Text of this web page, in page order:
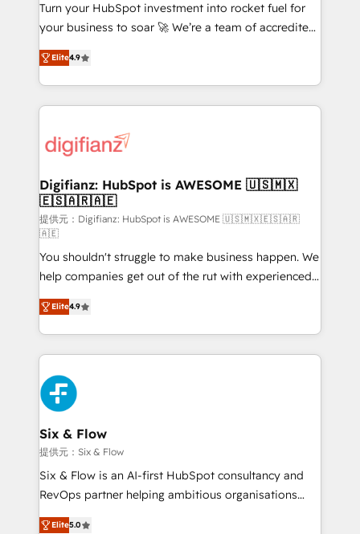
GuardHub: our AI governance framework, built on
ISO 42001 Ready for the next step? Click the 👈
'𝗖𝗼𝗻𝘁𝗮𝗰𝘁 𝗯𝘂𝘀𝗶𝗻𝗲𝘀𝘀' button to get in touch (𝘸𝘦'𝘳𝘦
𝘴𝘶𝘱𝘦𝘳 𝘳𝘦𝘴𝘱𝘰𝘯𝘴𝘪𝘷𝘦)
Turn your HubSpot investment into rocket fuel for
your business to soar 🚀 We’re a team of accredited
HubSpot experts ready to help you. We can
implement the platform into complex business
environments, optimise what you've got and make
sure you can actually use it, build your website in
for you and execute it on HubSpot. We are on the
framework, meaning we've been accredited by
HubSpot and vetted by the CCS, which means we
can support public sector companies as well the
other ones listed in our profile. Our services: -
HubSpot implementation - HubSpot CMS website
build We can do lots of things. But everything we do
is there for you to: - Grow revenue, and run your
business more efficiently - Build stronger
relationships with customers - Make better
decisions with data - Find a new voice and reach
more people - Get the most out of your HubSpot
investment
Elite4.9
Digifianz: HubSpot is AWESOME 🇺🇸🇲🇽
🇪🇸🇦🇷🇦🇪
提供元：Digifianz: HubSpot is AWESOME 🇺🇸🇲🇽🇪🇸🇦🇷
🇦🇪
You shouldn't struggle to make business happen. We
help companies get out of the rut with experienced,
process-oriented teams implementing HubSpot
Marketing, Sales, Service, CMS and Operations Hub,
so selling and actually engaging with your customers
feels easy and pain-free. We are a top ranked
HubSpot Elite Partner, winner of Rookie of the Year
and Customer First Awards, 4.9/5 rating in HubSpot
Reviews and 4.9/5 rating in Clutch Reviews. Digifianz
helps the following industries: logistics & 3PL, home
improvement & construction, branding and
commercialization, real estate, health, education,
SaaS, Software Dev & IT and consulting, make the
the United States, EU, UAE, Mexico and Latin
Elite4.9
Six & Flow
提供元：Six & Flow
Six & Flow is an AI-first HubSpot consultancy and
RevOps partner helping ambitious organisations
grow with clarity, confidence, and intelligence.
Elite5.0